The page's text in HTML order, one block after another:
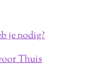
je nodig?
Thuis